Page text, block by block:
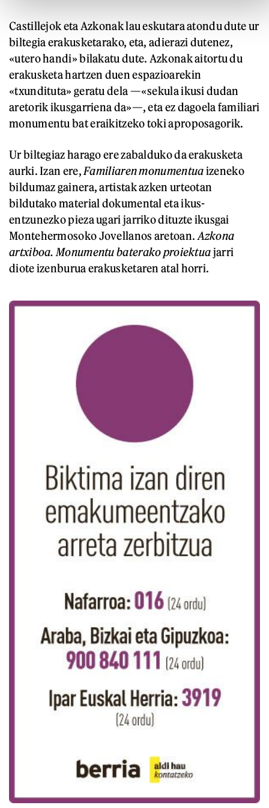
Castillejok eta Azkonak lau eskutara atondu dute ur
biltegia erakusketarako, eta, adierazi dutenez,
«utero handi» bilakatu dute. Azkonak aitortu du
erakusketa hartzen duen espazioarekin
«txundituta» geratu dela —«sekula ikusi dudan
aretorik ikusgarriena da»—, eta ez dagoela familiari
monumentu bat eraikitzeko toki aproposagorik.
Ur biltegiaz harago ere zabalduko da erakusketa
aurki. Izan ere, Familiaren monumentuaizeneko
bildumaz gainera, artistak azken urteotan
bildutako material dokumental eta ikus-
entzunezko pieza ugari jarriko dituzte ikusgai
Montehermosoko Jovellanos aretoan. Azkona
artxiboa. Monumentu baterako proiektuajarri
diote izenburua erakusketaren atal horri.